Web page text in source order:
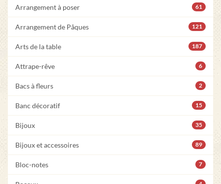
Arrangement à poser 61
Arrangement de Pâques 121
Arts de la table 187
Attrape-rêve 6
Bacs à fleurs 2
Banc décoratif 15
Bijoux 35
Bijoux et accessoires 89
Bloc-notes 7